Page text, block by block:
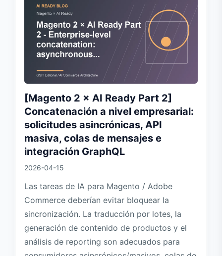
[Magento 2 × AI Ready Part 2]
Concatenación a nivel empresarial:
solicitudes asincrónicas, API
masiva, colas de mensajes e
integración GraphQL
2026-04-15
Las tareas de IA para Magento / Adobe
Commerce deberían evitar bloquear la
sincronización. La traducción por lotes, la
generación de contenido de productos y el
análisis de reporting son adecuados para